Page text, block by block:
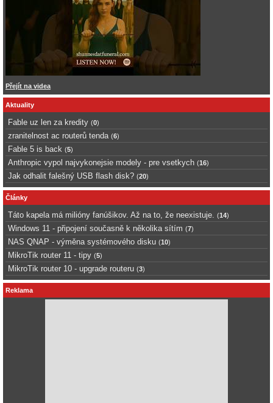
Přejít na videa
Aktuality
Fable uz len za kredity (0)
zranitelnost ac routerů tenda (6)
Fable 5 is back (5)
Anthropic vypol najvykonejsie modely - pre vsetkych (16)
Jak odhalit falešný USB flash disk? (20)
Články
Táto kapela má milióny fanúšikov. Až na to, že neexistuje. (14)
Windows 11 - připojení současně k několika sítím (7)
NAS QNAP - výměna systémového disku (10)
MikroTik router 11 - tipy (5)
MikroTik router 10 - upgrade routeru (3)
Reklama